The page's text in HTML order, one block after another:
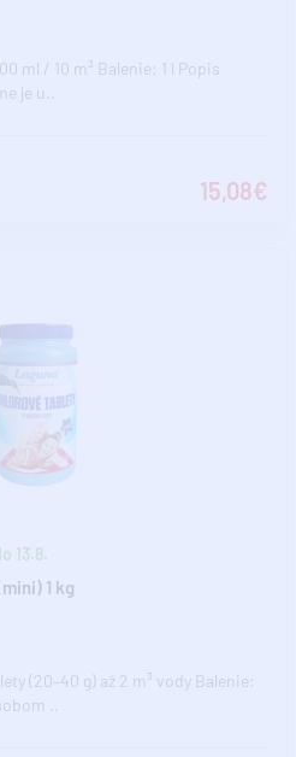
ml / 10 m³ Balenie: 1 l Popis
je u..
15,08€
13.8.
1 kg
(20–40 g) až 2 m³ vody Balenie:
..